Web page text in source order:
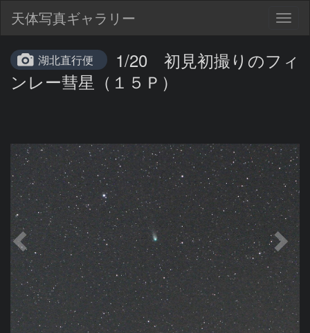
天体写真ギャラリー
湖北直行便
1/20 初見初撮りのフィ
ンレー彗星（１５Ｐ）